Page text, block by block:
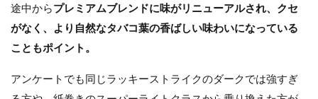
途中から プレミアムブレンドに味がリニューアルされ、クセ
がなく、より自然なタバコ葉の香ばしい味わいになっている
こともポイント。
アンケートでも同じラッキーストライクのダークでは強すぎ